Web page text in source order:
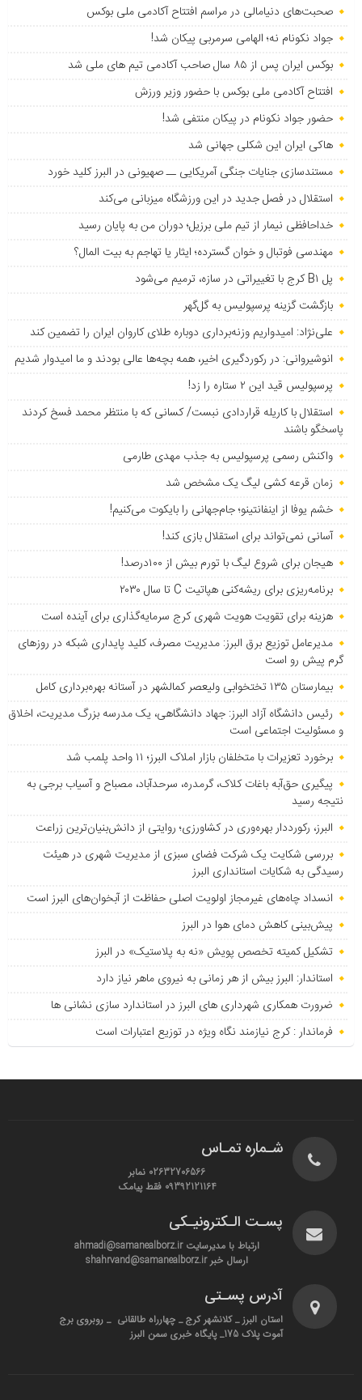
صحبت‌های دنیامالی در مراسم افتتاح آکادمی ملی بوکس
جواد نکونام نه؛ الهامی سرمربی پیکان شد!
بوکس ایران پس از ۸۵ سال صاحب آکادمی تیم های ملی شد
افتتاح آکادمی ملی بوکس با حضور وزیر ورزش
حضور جواد نکونام در پیکان منتفی شد!
هاکی ایران این شکلی جهانی شد
مستندسازی جنایات جنگی آمریکایی ــ صهیونی در البرز کلید خورد
استقلال در فصل جدید در این ورزشگاه میزبانی می‌کند
خداحافظی نیمار از تیم ملی برزیل؛ دوران من به پایان رسید
مهندسی فوتبال و خوان گسترده؛ ایثار یا تهاجم به بیت المال؟
پل B۱ کرج با تغییراتی در سازه، ترمیم می‌شود
بازگشت گزینه پرسپولیس به ‌گل‌گهر
علی‌نژاد: امیدواریم وزنه‌برداری دوباره طلای کاروان ایران را تضمین کند
انوشیروانی: در رکوردگیری اخیر، همه بچه‌ها عالی بودند و ما امیدوار شدیم
پرسپولیس قید این ۲ ستاره را زد!
استقلال با کاریله قراردادی نبست/ کسانی که با منتظر محمد فسخ کردند
پاسخگو باشند
واکنش رسمی پرسپولیس به جذب مهدی طارمی
زمان قرعه کشی لیگ یک مشخص شد
خشم یوفا از اینفانتینو؛ جام‌جهانی را بایکوت می‌کنیم!
آسانی نمی‌تواند برای استقلال بازی کند!
هیجان برای شروع لیگ با تورم بیش از ۱۰۰درصد!
برنامه‌ریزی برای ریشه‌کنی هپاتیت C تا سال ۲۰۳۰
هزینه برای تقویت هویت شهری کرج سرمایه‌گذاری برای آینده است
مدیرعامل توزیع برق البرز: مدیریت مصرف، کلید پایداری شبکه در روزهای
گرم پیش رو است
بیمارستان ۱۳۵ تختخوابی ولیعصر کمالشهر در آستانه بهره‌برداری کامل
رئیس دانشگاه آزاد البرز: جهاد دانشگاهی، یک مدرسه بزرگ مدیریت، اخلاق
و مسئولیت اجتماعی است
برخورد تعزیرات با متخلفان بازار املاک البرز؛ ۱۱ واحد پلمب شد
پیگیری حق‌آبه باغات کلاک، گرمدره، سرحدآباد، مصباح و آسیاب برجی به
نتیجه رسید
البرز، رکورددار بهره‌وری در کشاورزی؛ روایتی از دانش‌بنیان‌ترین زراعت
بررسی شکایت یک شرکت فضای سبزی از مدیریت شهری در هیئت
رسیدگی به شکایات استانداری البرز
انسداد چاه‌های غیرمجاز اولویت اصلی حفاظت از آبخوان‌های البرز است
پیش‌بینی کاهش دمای هوا در البرز
تشکیل کمیته تخصص پویش «نه به پلاستیک» در البرز
استاندار: البرز بیش از هر زمانی به نیروی ماهر نیاز دارد
ضرورت همکاری شهرداری های البرز در استاندارد سازی نشانی ها
فرماندار : کرج نیازمند نگاه ویژه در توزیع اعتبارات است
شـماره تمـاس
02632706566 نمابر
09392121164 فقط پیامک
پسـت الـکترونیـکی
ارتباط با مدیرسایت ahmadi@samanealborz.ir
ارسال خبر shahrvand@samanealborz.ir
آدرس پسـتی
استان البرز _ کلانشهر کرج _ چهارراه طالقانی _ روبروی برج
آموت پلاک 175_ پایگاه خبری سمن البرز